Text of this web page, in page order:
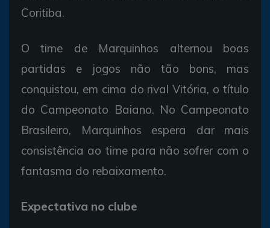
Coritiba.
O time de Marquinhos alternou boas
partidas e jogos não tão bons, mas
conquistou, em cima do rival Vitória, o título
do Campeonato Baiano. No Campeonato
Brasileiro, Marquinhos espera dar mais
consistência ao time para não sofrer com o
fantasma do rebaixamento.
Expectativa no clube